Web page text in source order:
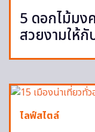
5 ดอกไม้มง
สวยงามให้กั
ไลฟ์สไตล์